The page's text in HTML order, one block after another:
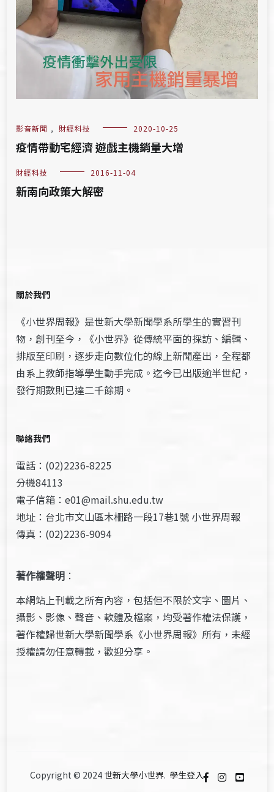
影音新聞 , 財經科技 2020-10-25
疫情帶動宅經濟 遊戲主機銷量大增
財經科技 2016-11-04
新南向政策大解密
關於我們
《小世界周報》是世新大學新聞學系所學生的實習刊
物，創刊至今，《小世界》從傳統平面的採訪、編輯、
排版至印刷，逐步走向數位化的線上新聞產出，全程都
由系上教師指導學生動手完成。迄今已出版逾半世紀，
發行期數則已達二千餘期。
聯絡我們
電話：(02)2236-8225
分機84113
電子信箱：e01@mail.shu.edu.tw
地址：台北市文山區木柵路一段17巷1號 小世界周報
傳真：(02)2236-9094
著作權聲明 ：
本網站上刊載之所有內容，包括但不限於文字、圖片、
攝影、影像、聲音、軟體及檔案，均受著作權法保護，
著作權歸世新大學新聞學系《小世界周報》所有，未經
授權請勿任意轉載，歡迎分享。
Copyright © 2024 世新大學小世界. 學生登入